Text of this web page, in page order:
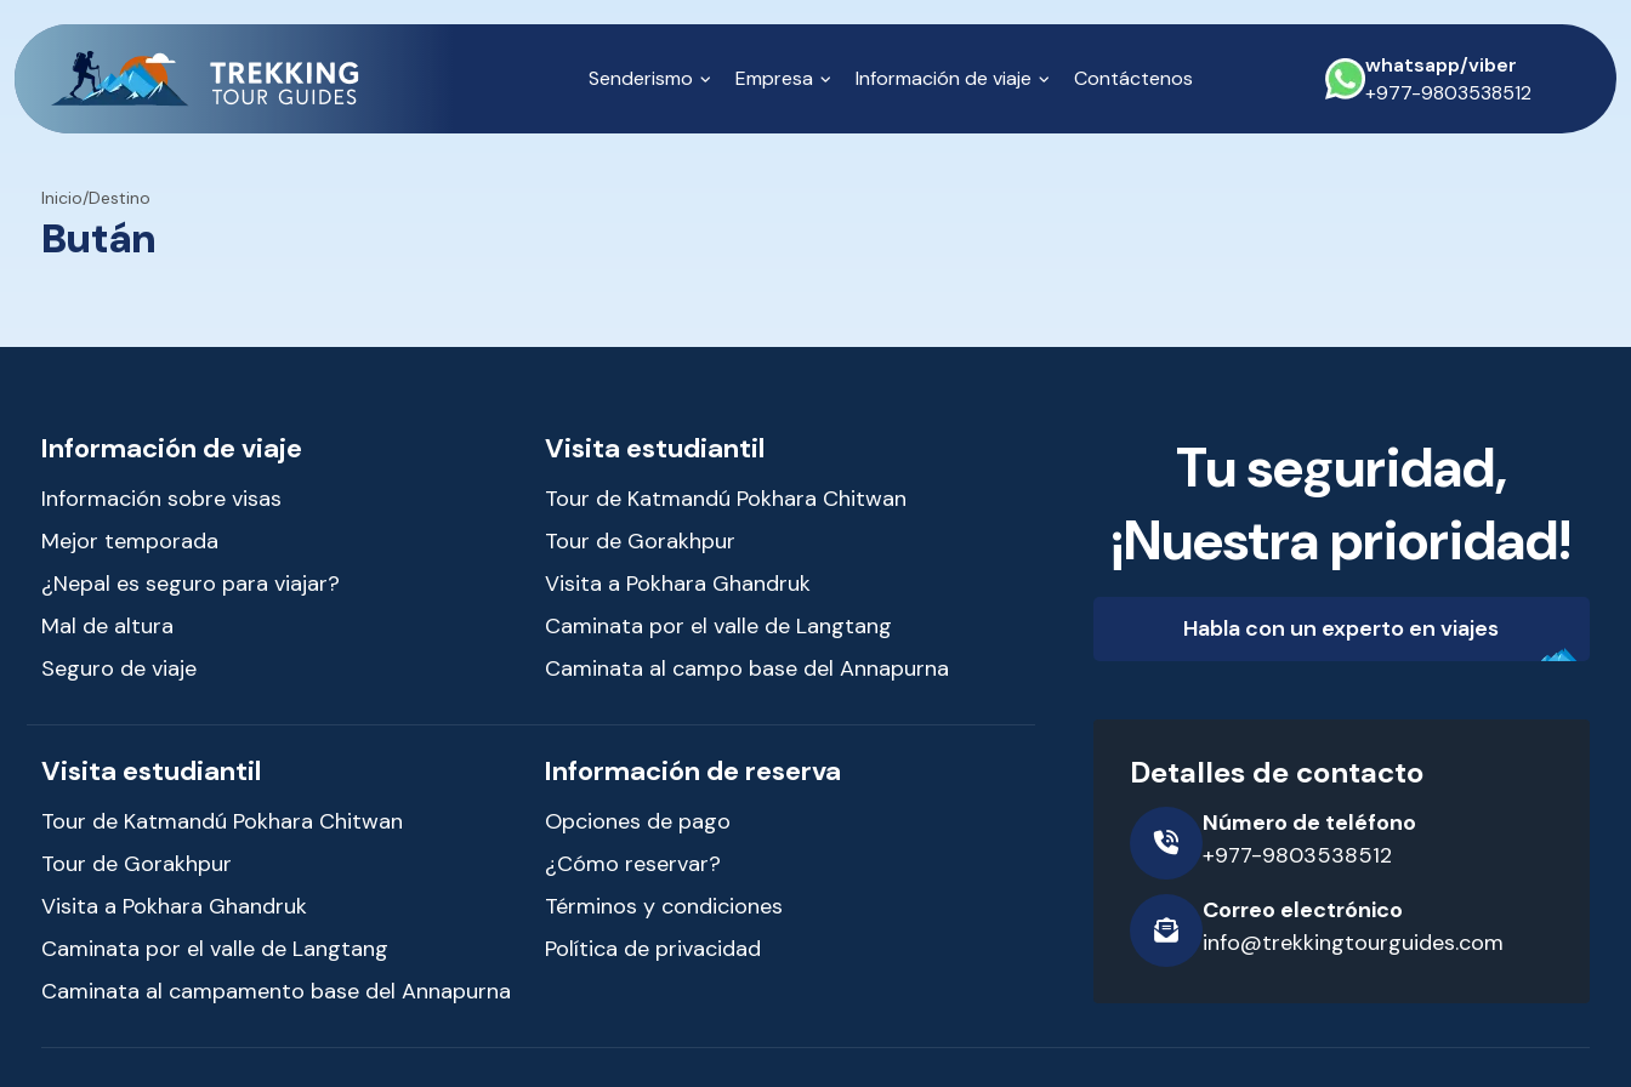
Senderismo Empresa Información de viaje Contáctenos
whatsapp/viber
+977-9803538512
Inicio/Destino
Bután
Información de viaje
Información sobre visas
Mejor temporada
¿Nepal es seguro para viajar?
Mal de altura
Seguro de viaje
Visita estudiantil
Tour de Katmandú Pokhara Chitwan
Tour de Gorakhpur
Visita a Pokhara Ghandruk
Caminata por el valle de Langtang
Caminata al campo base del Annapurna
Visita estudiantil
Tour de Katmandú Pokhara Chitwan
Tour de Gorakhpur
Visita a Pokhara Ghandruk
Caminata por el valle de Langtang
Caminata al campamento base del Annapurna
Información de reserva
Opciones de pago
¿Cómo reservar?
Términos y condiciones
Política de privacidad
Tu seguridad,
¡Nuestra prioridad!
Habla con un experto en viajes
Detalles de contacto
Número de teléfono
+977-9803538512
Correo electrónico
info@trekkingtourguides.com